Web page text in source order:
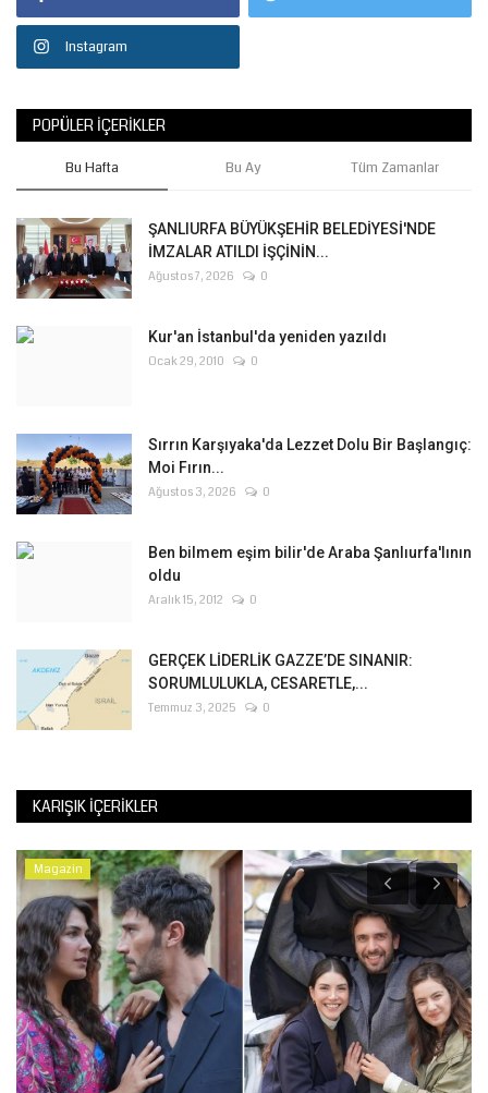
Instagram
POPÜLER İÇERIKLER
Bu Hafta Bu Ay Tüm Zamanlar
ŞANLIURFA BÜYÜKŞEHİR BELEDİYESİ'NDE
İMZALAR ATILDI İŞÇİNİN...
Ağustos 7, 2026 0
Kur'an İstanbul'da yeniden yazıldı
Ocak 29, 2010 0
Sırrın Karşıyaka'da Lezzet Dolu Bir Başlangıç:
Moi Fırın...
Ağustos 3, 2026 0
Ben bilmem eşim bilir'de Araba Şanlıurfa'lının
oldu
Aralık 15, 2012 0
GERÇEK LİDERLİK GAZZE’DE SINANIR:
SORUMLULUKLA, CESARETLE,...
Temmuz 3, 2025 0
KARIŞIK İÇERIKLER
Magazin